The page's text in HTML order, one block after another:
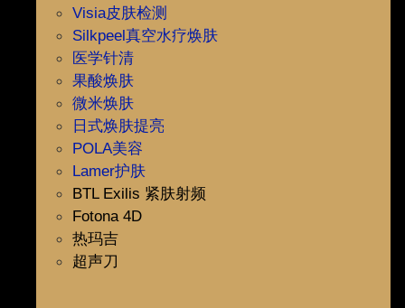
Visia皮肤检测
Silkpeel真空水疗焕肤
医学针清
果酸焕肤
微米焕肤
日式焕肤提亮
POLA美容
Lamer护肤
BTL Exilis 紧肤射频
Fotona 4D
热玛吉
超声刀